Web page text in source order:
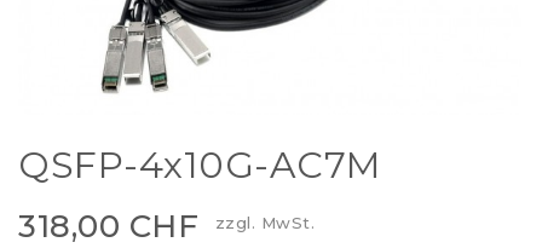
QSFP-4x10G-AC7M
318,00 CHF zzgl. MwSt.